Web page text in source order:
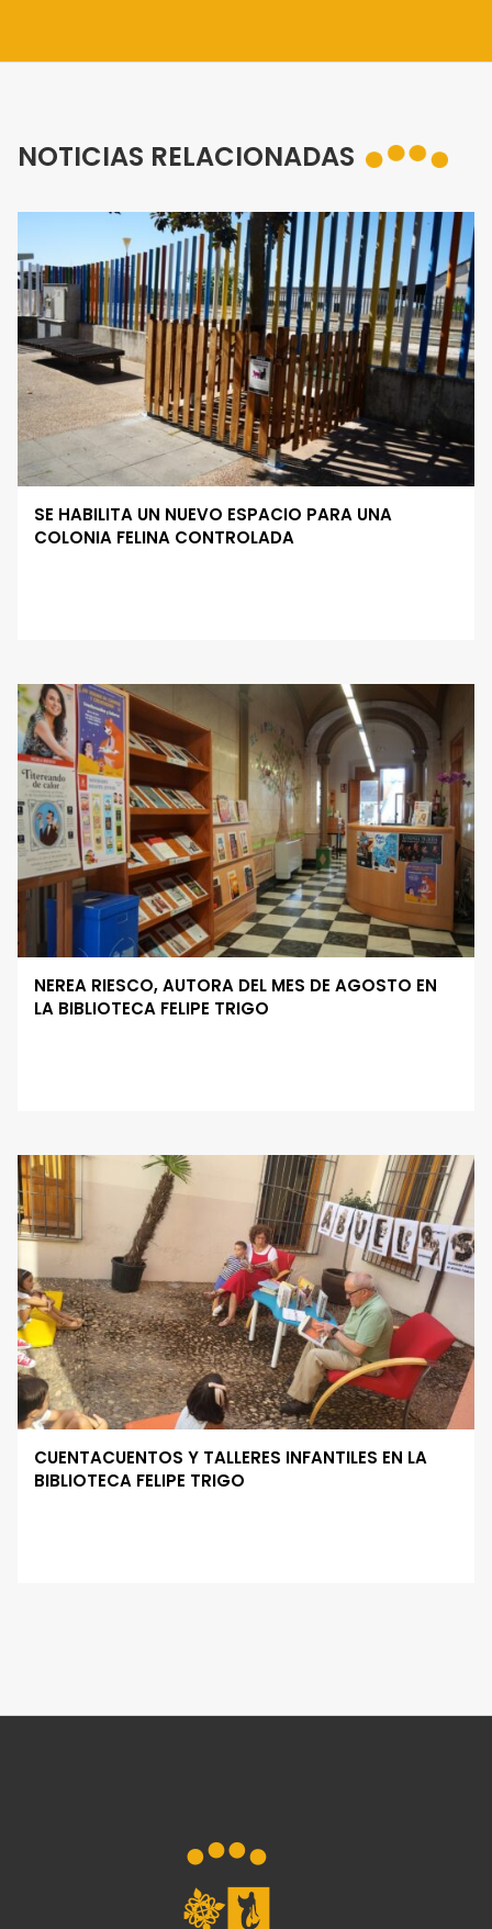
NOTICIAS RELACIONADAS
SE HABILITA UN NUEVO ESPACIO PARA UNA
COLONIA FELINA CONTROLADA
NEREA RIESCO, AUTORA DEL MES DE AGOSTO EN
LA BIBLIOTECA FELIPE TRIGO
CUENTACUENTOS Y TALLERES INFANTILES EN LA
BIBLIOTECA FELIPE TRIGO